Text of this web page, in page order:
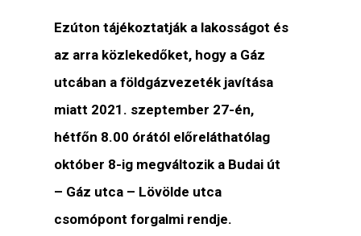
Ezúton tájékoztatják a lakosságot és
az arra közlekedőket, hogy a Gáz
utcában a földgázvezeték javítása
miatt 2021. szeptember 27-én,
hétfőn 8.00 órától előreláthatólag
október 8-ig megváltozik a Budai út
– Gáz utca – Lövölde utca
csomópont forgalmi rendje.